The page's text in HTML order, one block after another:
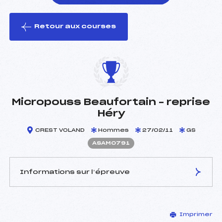
le ski
Retour aux courses
Micropouss Beaufortain – reprise
Héry
CREST VOLAND Hommes 27/02/11 GS
ASAM0791
Informations sur l’épreuve
POINSOT RAPHAEL ()
Imprimer